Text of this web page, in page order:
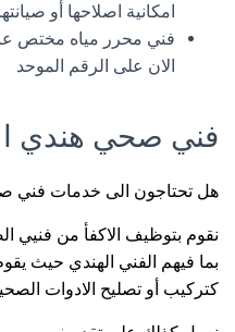
امكانية اصلاحها أو
فني محرر مياه مختص
الان على الرقم الموحد
فني صحي هندي
هل تحتاجون الى خدمات فني
نقوم بتوظيف الاكفأ من فنيي
بما فيهم الفني الهندي حيث
كتركيب أو تصليح الادوات